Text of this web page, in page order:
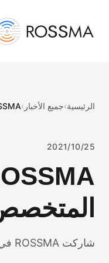
الرئيسية›جميع الأخبار ›
2021/10/25
المتخصص الـ19 في
شاركت ROSSMA في التواصل المهني مع متخصصي تاتنفت.